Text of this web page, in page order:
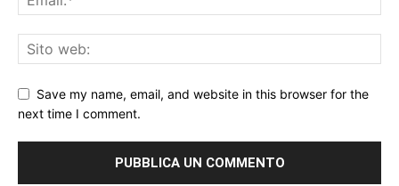
Save my name, email, and website in this browser for the
next time I comment.